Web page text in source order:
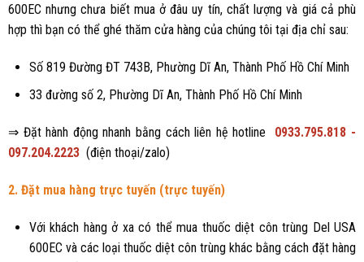
600EC nhưng chưa biết mua ở đâu uy tín, chất lượng và giá cả phù
hợp thì bạn có thể ghé thăm cửa hàng của chúng tôi tại địa chỉ sau:
Số 819 Đường ĐT 743B, Phường Dĩ An, Thành Phố Hồ Chí Minh
33 đường số 2, Phường Dĩ An, Thành Phố Hồ Chí Minh
⇒ Đặt hành động nhanh bằng cách liên hệ hotline 0933.795.818 -
097.204.2223 (điện thoại/zalo)
2. Đặt mua hàng trực tuyến (trực tuyến)
Với khách hàng ở xa có thể mua thuốc diệt côn trùng Del USA
600EC và các loại thuốc diệt côn trùng khác bằng cách đặt hàng